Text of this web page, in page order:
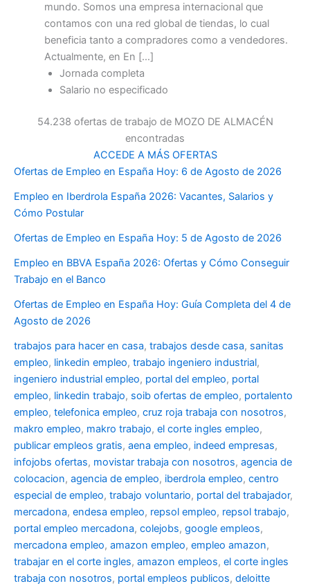
mundo. Somos una empresa internacional que
contamos con una red global de tiendas, lo cual
beneficia tanto a compradores como a vendedores.
Actualmente, en En […]
Jornada completa
Salario no especificado
54.238 ofertas de trabajo de MOZO DE ALMACÉN
encontradas
ACCEDE A MÁS OFERTAS
Ofertas de Empleo en España Hoy: 6 de Agosto de 2026
Empleo en Iberdrola España 2026: Vacantes, Salarios y
Cómo Postular
Ofertas de Empleo en España Hoy: 5 de Agosto de 2026
Empleo en BBVA España 2026: Ofertas y Cómo Conseguir
Trabajo en el Banco
Ofertas de Empleo en España Hoy: Guía Completa del 4 de
Agosto de 2026
trabajos para hacer en casa, trabajos desde casa, sanitas
empleo, linkedin empleo, trabajo ingeniero industrial,
ingeniero industrial empleo, portal del empleo, portal
empleo, linkedin trabajo, soib ofertas de empleo, portalento
empleo, telefonica empleo, cruz roja trabaja con nosotros,
makro empleo, makro trabajo, el corte ingles empleo,
publicar empleos gratis, aena empleo, indeed empresas,
infojobs ofertas, movistar trabaja con nosotros, agencia de
colocacion, agencia de empleo, iberdrola empleo, centro
especial de empleo, trabajo voluntario, portal del trabajador,
mercadona, endesa empleo, repsol empleo, repsol trabajo,
portal empleo mercadona, colejobs, google empleos,
mercadona empleo, amazon empleo, empleo amazon,
trabajar en el corte ingles, amazon empleos, el corte ingles
trabaja con nosotros, portal empleos publicos, deloitte